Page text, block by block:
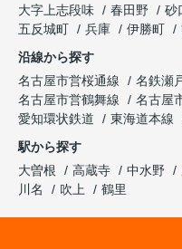
大字上志段味
春田野 砂
五反城町
兵庫 伊勝町
沿線から探す
名古屋市営桜通線
名鉄瀬
名古屋市営鶴舞線
名古屋
愛知環状鉄道
東海道本線
駅から探す
大曽根
高蔵寺 中水野
川名
吹上 鶴里